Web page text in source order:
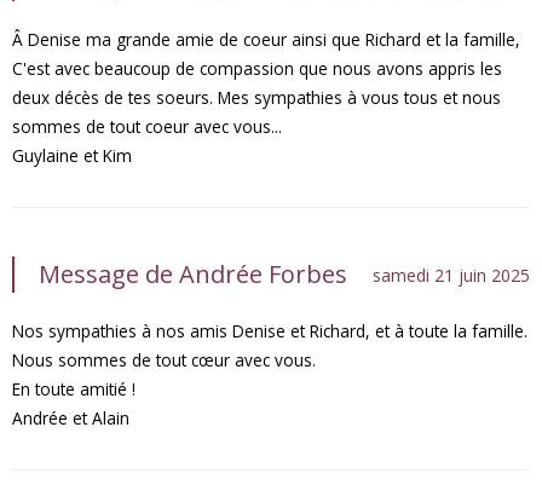
Â Denise ma grande amie de coeur ainsi que Richard et la famille,
C'est avec beaucoup de compassion que nous avons appris les
deux décès de tes soeurs. Mes sympathies à vous tous et nous
sommes de tout coeur avec vous...
Guylaine et Kim
Message de Andrée Forbes samedi 21 juin 2025
Nos sympathies à nos amis Denise et Richard, et à toute la famille.
Nous sommes de tout cœur avec vous.
En toute amitié !
Andrée et Alain